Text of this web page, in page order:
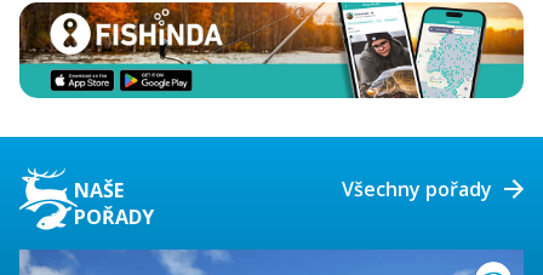
NAŠE
POŘADY
Všechny pořady